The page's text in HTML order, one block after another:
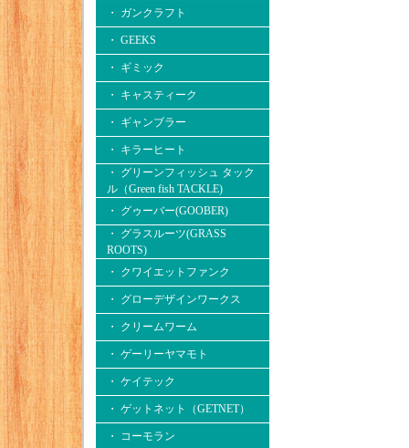
・ ガンクラフト
・ GEEKS
・ ギミック
・ キャスティーク
・ ギャンブラー
・ キラーヒート
・ グリーンフィッシュ タック
ル（Green fish TACKLE)
・ グゥーバー(GOOBER)
・ グラスルーツ(GRASS
ROOTS)
・ クワイエットファンク
・ グローデザインワークス
・ クリームワーム
・ ゲーリーヤマモト
・ ケイテック
・ ゲットネット（GETNET）
・ コーモラン